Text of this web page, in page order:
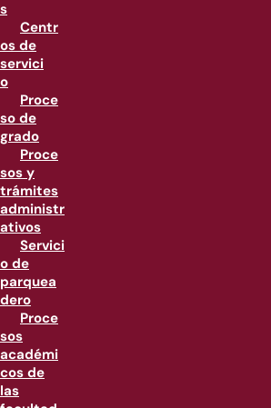
s
Centr
os de
servici
o
Proce
so de
grado
Proce
sos y
trámites
administr
ativos
Servici
o de
parquea
dero
Proce
sos
académi
cos de
las